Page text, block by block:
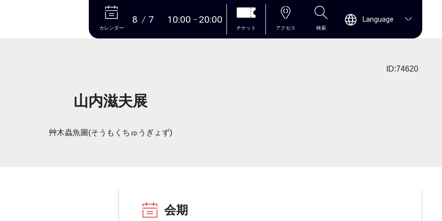
本文へ
カレンダー
8 7 10:00 20:00
チケット アクセス 検索
Language
ID:74620
山内滋夫展
艸木蟲魚圖(そうもくちゅうぎょず)
会期